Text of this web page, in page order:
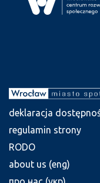
deklaracja
regulamin strony
RODO
about us (eng)